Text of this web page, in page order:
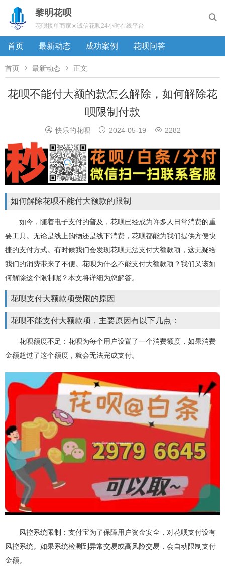

黎明花呗
花呗接单商家☀️诚信花呗24小时在线平台
首页 最新动态 成功案例 花呗问答
首页  最新动态  正文
花呗不能付大额的款怎么解除，如何解除花
呗限制付款
 快乐的花呗  2024-05-19  2282
如何解除花呗不能付大额款的限制
如今，随着电子支付的普及，花呗已经成为许多人日常消费的重
要工具。无论是线上购物还是线下消费，花呗都能为我们提供方便快
捷的支付方式。有时候我们会发现花呗无法支付大额款项，这无疑给
我们的消费带来了不便。花呗为什么不能支付大额款项？我们又该如
何解除这个限制呢？本文将详细为您解答。
花呗支付大额款项受限的原因
花呗不能支付大额款项，主要原因有以下几点：
花呗额度不足：花呗为每个用户设置了一个消费额度，如果消费
金额超过了这个额度，就会无法完成支付。
风控系统限制：支付宝为了保障用户资金安全，对花呗支付设有
风控系统。如果系统检测到异常交易或高风险交易，会自动限制支付
金额。